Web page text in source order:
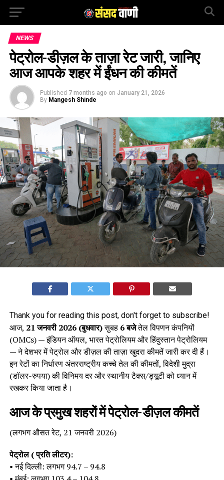
NEWS
पेट्रोल-डीज़ल के ताज़ा रेट जारी, जानिए
आज आपके शहर में ईंधन की कीमतें
Published 7 months ago on January 21, 2026
By Mangesh Shinde
Thank you for reading this post, don't forget to subscribe!
आज, 21 जनवरी 2026 (बुधवार)सुबह 6 बजेतेल विपणन कंपनियों
(OMCs) — इंडियन ऑयल, भारत पेट्रोलियम और हिंदुस्तान पेट्रोलियम
— ने देशभर में पेट्रोल और डीज़ल की ताज़ा खुदरा कीमतें जारी कर दी हैं।
इन रेटों का निर्धारण अंतरराष्ट्रीय कच्चे तेल की कीमतों, विदेशी मुद्रा
(डॉलर-रुपया) की विनिमय दर और स्थानीय टैक्स/ड्यूटी को ध्यान में
रखकर किया जाता है।
आज के प्रमुख शहरों में पेट्रोल-डीज़ल कीमतें
(लगभग औसत रेट, 21 जनवरी 2026)
पेट्रोल (₹ प्रति लीटर):
• नई दिल्ली: लगभग ₹94.7 – ₹94.8